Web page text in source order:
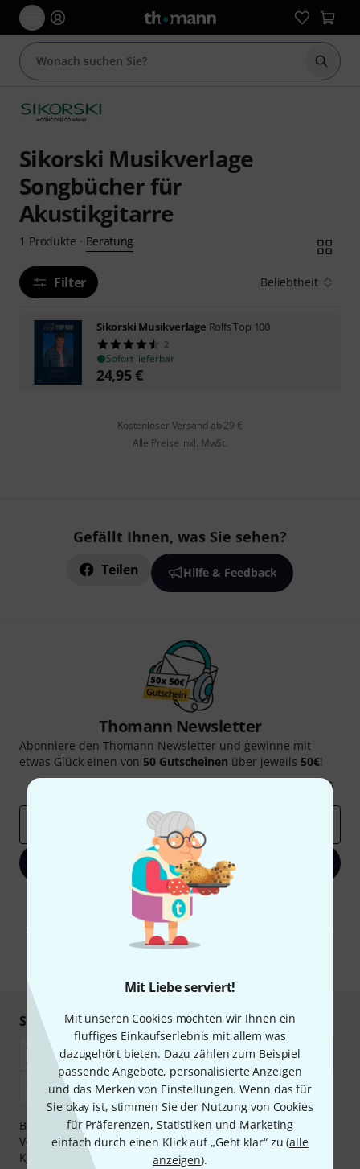
Mit Liebe serviert!
Mit unseren Cookies möchten wir Ihnen ein
fluffiges Einkaufserlebnis mit allem was
dazugehört bieten. Dazu zählen zum Beispiel
passende Angebote, personalisierte Anzeigen
und das Merken von Einstellungen. Wenn das für
Sie okay ist, stimmen Sie der Nutzung von Cookies
für Präferenzen, Statistiken und Marketing
einfach durch einen Klick auf „Geht klar“ zu (alle
anzeigen).
Suche
Sikorski Musikverlage
Songbücher für
Akustikgitarre
1 Produkte · Beratung
Filter Beliebtheit
Sikorski Musikverlage Rolfs Top 100
2
Sofort lieferbar
24,95€
Kostenloser Versand ab 29 €
Alle Preise inkl. MwSt.
Gefällt Ihnen, was Sie sehen?
Teilen Hilfe & Feedback
Thomann Newsletter
Abonniere den Thomann Newsletter und gewinne mit
etwas Glück einen von 50 Gutscheinen über jeweils 50€!
Thomann Insights
Jetzt anmelden
Mit Klick auf „Jetzt anmelden“ stimmen Sie dem Erhalt von E-Mail-
Werbung und einer Messung des E-Mail-Nutzungsverhaltens zu. Die
Abmeldung ist jederzeit möglich. Weitere Informationen finden Sie in
unserenDatenschutzhinweisen
Sicher einkaufen & bezahlen
Bezahlen Sie vertraulich und sicher per Nachnahme,
Vorkasse, PayPal, Amazon Pay,Klarna Sofort bezahlen
Klarna Ratenzahlung
oder Kreditkarte.